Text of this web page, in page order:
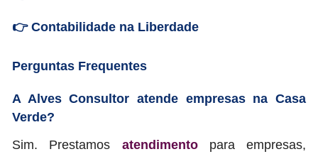
👉 Contabilidade na Liberdade
Perguntas Frequentes
A Alves Consultor atende empresas na Casa
Verde?
Sim. Prestamos atendimentopara empresas,